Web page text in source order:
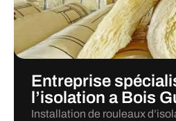
Entreprise
l’isolation a Bois
Installation de rouleaux